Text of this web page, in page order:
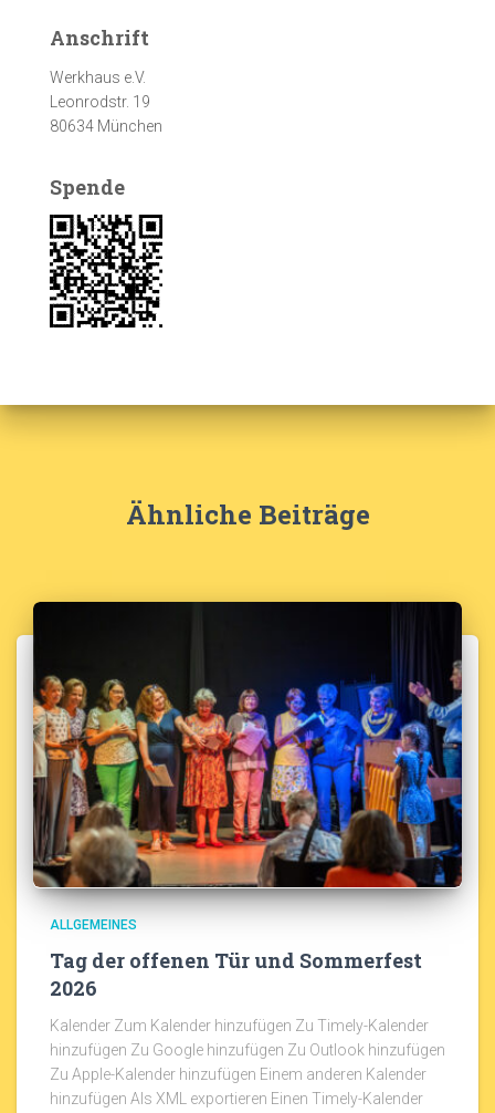
Anschrift
Werkhaus e.V.
Leonrodstr. 19
80634 München
Spende
Ähnliche Beiträge
ALLGEMEINES
Tag der offenen Tür und Sommerfest
2026
Kalender Zum Kalender hinzufügen Zu Timely-Kalender
hinzufügen Zu Google hinzufügen Zu Outlook hinzufügen
Zu Apple-Kalender hinzufügen Einem anderen Kalender
hinzufügen Als XML exportieren Einen Timely-Kalender